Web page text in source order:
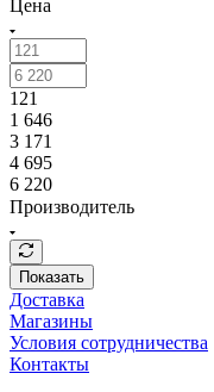
Цена
121
1 646
3 171
4 695
6 220
Производитель
Показать
Доставка
Магазины
Условия сотрудничества
Контакты